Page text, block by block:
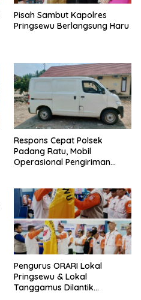
Pisah Sambut Kapolres
Pringsewu Berlangsung Haru
Respons Cepat Polsek
Padang Ratu, Mobil
Operasional Pengiriman
Kurang dari 30 Menit
Pengurus ORARI Lokal
Pringsewu & Lokal
Tanggamus Dilantik